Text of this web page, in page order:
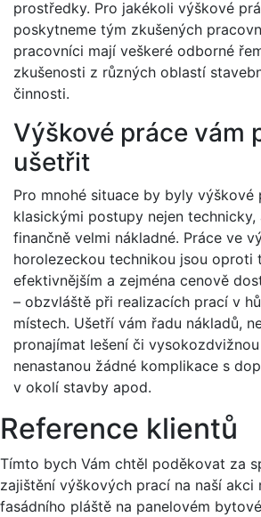
prostředky. Pro jakékoli výškové
poskytneme tým zkušených
pracovníci mají veškeré odborné
zkušenosti z různých oblastí
činnosti.
Výškové práce vám
ušetřit
Pro mnohé situace by byly výškové
klasickými postupy nejen technicky,
finančně velmi nákladné. Práce ve
horolezeckou technikou jsou oproti
efektivnějším a zejména cenově
– obzvláště při realizacích prací v
místech. Ušetří vám řadu nákladů,
pronajímat lešení či
nenastanou žádné komplikace s
v okolí stavby apod.
Reference klientů
Tímto bych Vám chtěl poděkovat za
zajištění výškových prací na naší akci
fasádního pláště na panelovém